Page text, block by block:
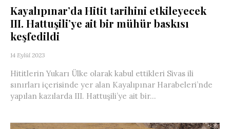
Kayalıpınar’da Hitit tarihini etkileyecek
III. Hattuşili’ye ait bir mühür baskısı
keşfedildi
14 Eylül 2023
Hititlerin Yukarı Ülke olarak kabul ettikleri Sivas ili
sınırları içerisinde yer alan Kayalıpınar Harabeleri’nde
yapılan kazılarda III. Hattuşili’ye ait bir...